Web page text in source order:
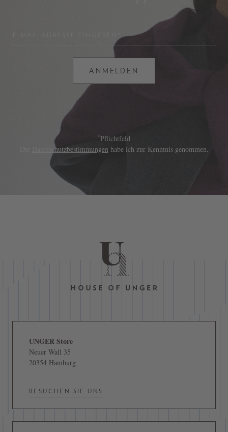
ANMELDEN
*Pflichtfeld
Datenschutzbestimmungen habe ich zur Kenntnis genommen.
UNGER Store
Neuer Wall 35
20354 Hamburg
BESUCHEN SIE UNS